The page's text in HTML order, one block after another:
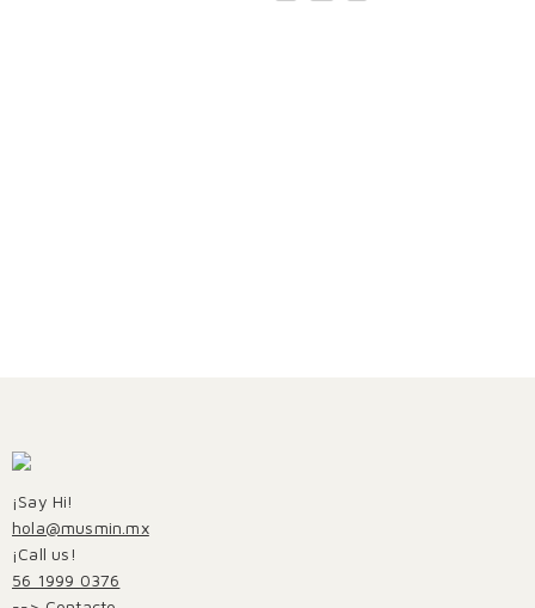
¡Say Hi!
hola@musmin.mx
¡Call us!
56 1999 0376